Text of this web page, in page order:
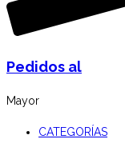
Pedidos al
Mayor
CATEGORÍAS